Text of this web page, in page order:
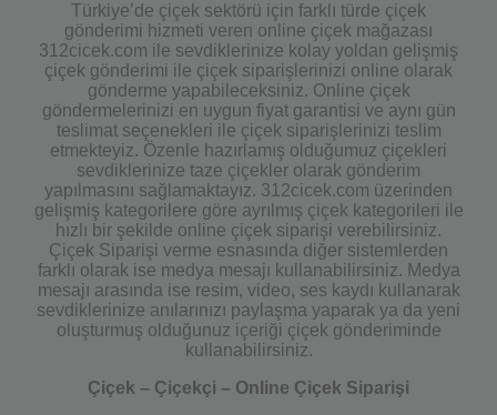
Türkiye’de çiçek sektörü için farklı türde çiçek
gönderimi hizmeti veren online çiçek mağazası
312cicek.com ile sevdiklerinize kolay yoldan gelişmiş
çiçek gönderimi ile çiçek siparişlerinizi online olarak
gönderme yapabileceksiniz. Online çiçek
göndermelerinizi en uygun fiyat garantisi ve aynı gün
teslimat seçenekleri ile çiçek siparişlerinizi teslim
etmekteyiz. Özenle hazırlamış olduğumuz çiçekleri
sevdiklerinize taze çiçekler olarak gönderim
yapılmasını sağlamaktayız. 312cicek.com üzerinden
gelişmiş kategorilere göre ayrılmış çiçek kategorileri ile
hızlı bir şekilde online çiçek siparişi verebilirsiniz.
Çiçek Siparişi verme esnasında diğer sistemlerden
farklı olarak ise medya mesajı kullanabilirsiniz. Medya
mesajı arasında ise resim, video, ses kaydı kullanarak
sevdiklerinize anılarınızı paylaşma yaparak ya da yeni
oluşturmuş olduğunuz içeriği çiçek gönderiminde
kullanabilirsiniz.
Çiçek – Çiçekçi – Online Çiçek Siparişi